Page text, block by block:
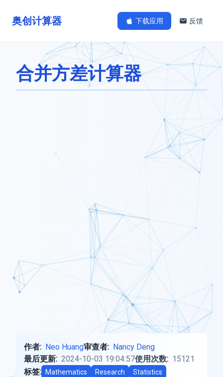
奥创计算器 下载应用 反馈
合并方差计算器
作者: Neo Huang审查者: Nancy Deng
最后更新: 2024-10-03 19:04:57使用次数: 15121
标签:
Mathematics Research Statistics